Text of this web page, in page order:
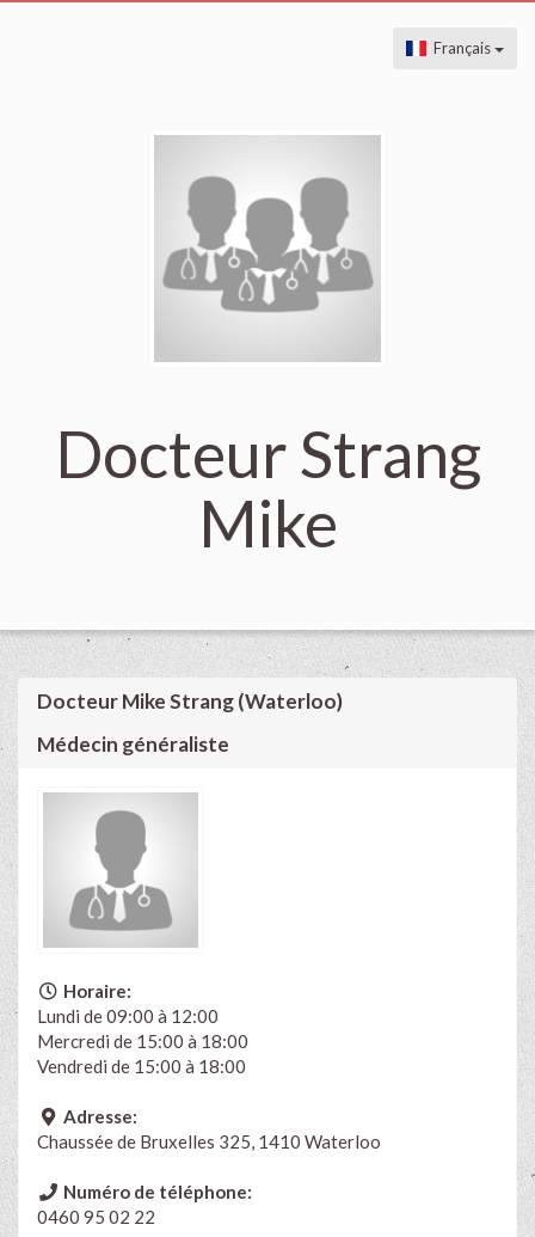
Français
Docteur Strang
Mike
Docteur Mike Strang (Waterloo)
Médecin généraliste
Horaire:
Lundi de 09:00 à 12:00
Mercredi de 15:00 à 18:00
Vendredi de 15:00 à 18:00
Adresse:
Chaussée de Bruxelles 325, 1410 Waterloo
Numéro de téléphone:
0460 95 02 22